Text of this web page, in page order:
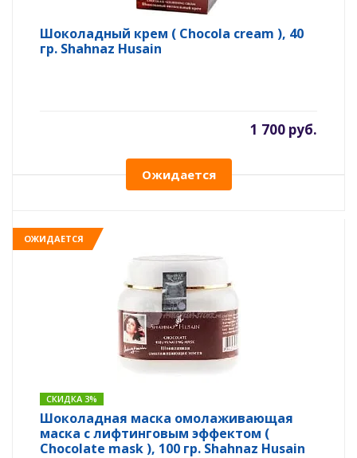
Шоколадный крем ( Chocola cream ), 40
гр. Shahnaz Husain
1 700 руб.
Ожидается
ОЖИДАЕТСЯ
СКИДКА 3%
Шоколадная маска омолаживающая
маска с лифтинговым эффектом (
Chocolate mask ), 100 гр. Shahnaz Husain